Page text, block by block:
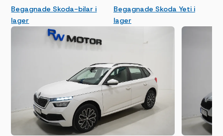
Begagnade Skoda-bilar i
lager
Begagnade Skoda Yeti i
lager